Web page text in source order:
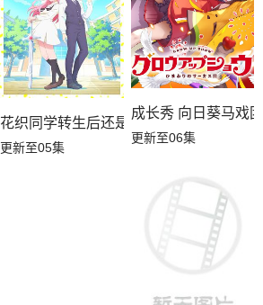
花织同学转生后还是想干架
更新至05集
成长秀 向日葵马戏团
更新至06集